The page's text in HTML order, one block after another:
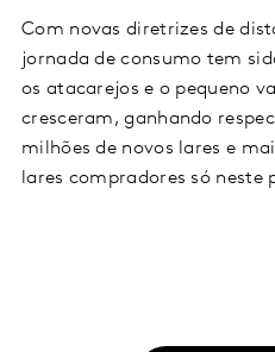
Com novas diretrizes de
jornada de consumo tem
os atacarejos e o pequeno
cresceram, ganhando
milhões de novos lares e
lares compradores só